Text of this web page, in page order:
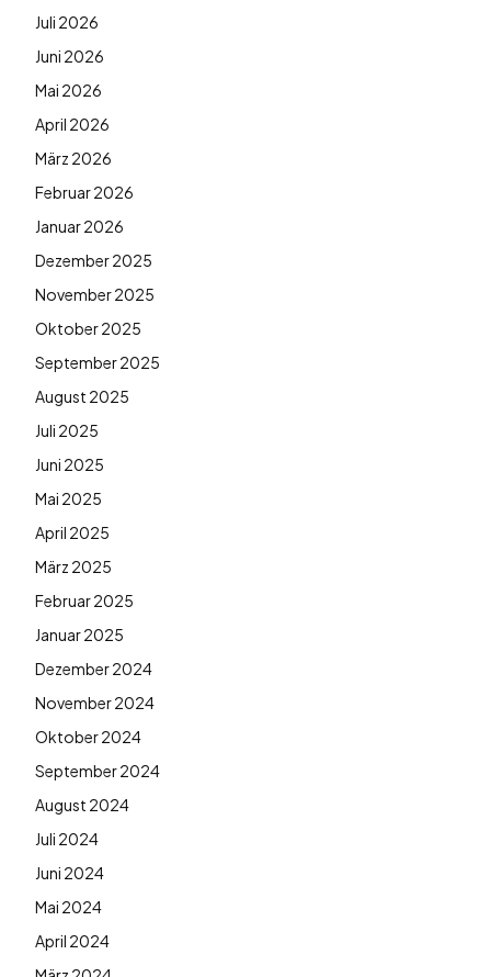
Juli 2026
Juni 2026
Mai 2026
April 2026
März 2026
Februar 2026
Januar 2026
Dezember 2025
November 2025
Oktober 2025
September 2025
August 2025
Juli 2025
Juni 2025
Mai 2025
April 2025
März 2025
Februar 2025
Januar 2025
Dezember 2024
November 2024
Oktober 2024
September 2024
August 2024
Juli 2024
Juni 2024
Mai 2024
April 2024